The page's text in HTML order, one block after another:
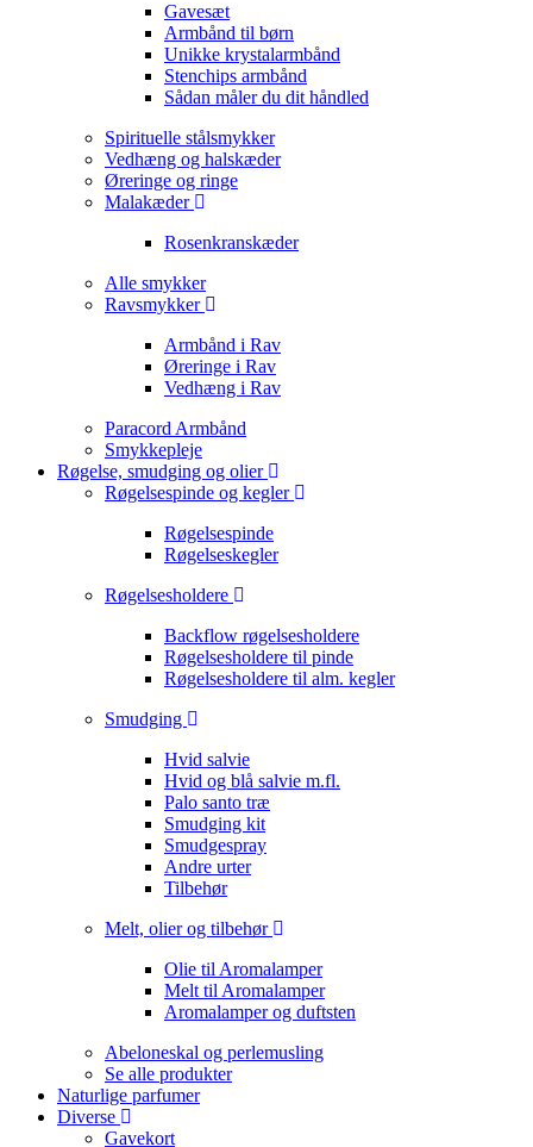
Gavesæt
Armbånd til børn
Unikke krystalarmbånd
Stenchips armbånd
Sådan måler du dit håndled
Spirituelle stålsmykker
Vedhæng og halskæder
Øreringe og ringe
Malakæder
Rosenkranskæder
Alle smykker
Ravsmykker
Armbånd i Rav
Øreringe i Rav
Vedhæng i Rav
Paracord Armbånd
Smykkepleje
Røgelse, smudging og olier
Røgelsespinde og kegler
Røgelsespinde
Røgelseskegler
Røgelsesholdere
Backflow røgelsesholdere
Røgelsesholdere til pinde
Røgelsesholdere til alm. kegler
Smudging
Hvid salvie
Hvid og blå salvie m.fl.
Palo santo træ
Smudging kit
Smudgespray
Andre urter
Tilbehør
Melt, olier og tilbehør
Olie til Aromalamper
Melt til Aromalamper
Aromalamper og duftsten
Abeloneskal og perlemusling
Se alle produkter
Naturlige parfumer
Diverse
Gavekort